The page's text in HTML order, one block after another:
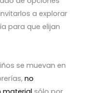
a explorar
para que elijan
se muevan en
no